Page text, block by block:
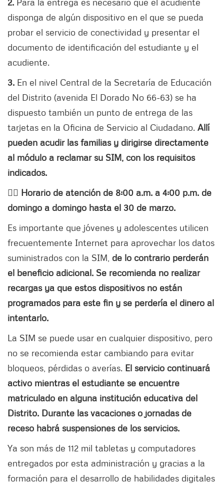
disponga de algún dispositivo en el que se pueda
probar el servicio de conectividad y presentar el
documento de identificación del estudiante y el
acudiente.
3. En el nivel Central de la Secretaría de Educación
del Distrito (avenida El Dorado No 66-63) se ha
dispuesto también un punto de entrega de las
tarjetas en la Oficina de Servicio al Ciudadano. Allí
pueden acudir las familias y dirigirse directamente
al módulo a reclamar su SIM, con los requisitos
indicados.
👉🏻 Horario de atención de 8:00 a.m. a 4:00 p.m. de
domingo a domingo hasta el 30 de marzo.
Es importante que jóvenes y adolescentes utilicen
frecuentemente Internet para aprovechar los datos
suministrados con la SIM, de lo contrario perderán
el beneficio adicional. Se recomienda no realizar
recargas ya que estos dispositivos no están
programados para este fin y se perdería el dinero al
intentarlo.
La SIM se puede usar en cualquier dispositivo, pero
no se recomienda estar cambiando para evitar
bloqueos, pérdidas o averías. El servicio continuará
activo mientras el estudiante se encuentre
matriculado en alguna institución educativa del
Distrito. Durante las vacaciones o jornadas de
receso habrá suspensiones de los servicios.
Ya son más de 112 mil tabletas y computadores
entregados por esta administración y gracias a la
formación para el desarrollo de habilidades digitales